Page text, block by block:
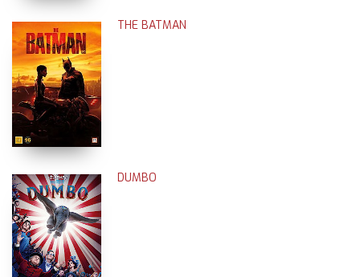
THE BATMAN
DUMBO